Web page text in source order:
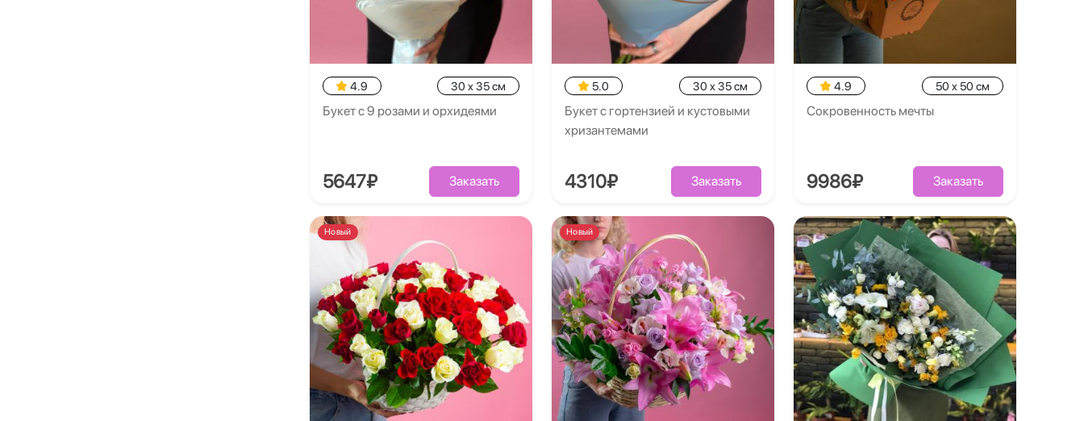
4.9 30 x 35 см
Букет с 9 розами и орхидеями
5647₽ Заказать
5.0 30 x 35 см
Букет с гортензией и кустовыми
хризантемами
4310₽ Заказать
4.9 50 x 50 см
Сокровенность мечты
9986₽ Заказать
Новый Новый